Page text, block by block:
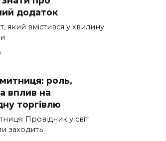
додаток
який вмістився у хвилину
роль,
вплив на
торгівлю
Провідник у світ
заходить